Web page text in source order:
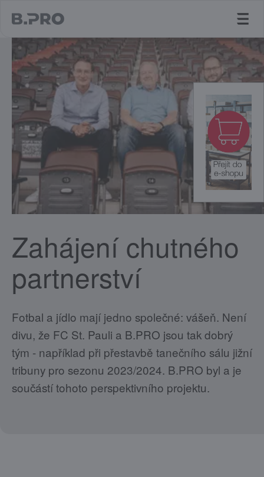
Zahájení chutného
partnerství
Fotbal a jídlo mají jedno společné: vášeň. Není
divu, že FC St. Pauli a B.PRO jsou tak dobrý
tým - například při přestavbě tanečního sálu jižní
tribuny pro sezonu 2023/2024. B.PRO byl a je
součástí tohoto perspektivního projektu.